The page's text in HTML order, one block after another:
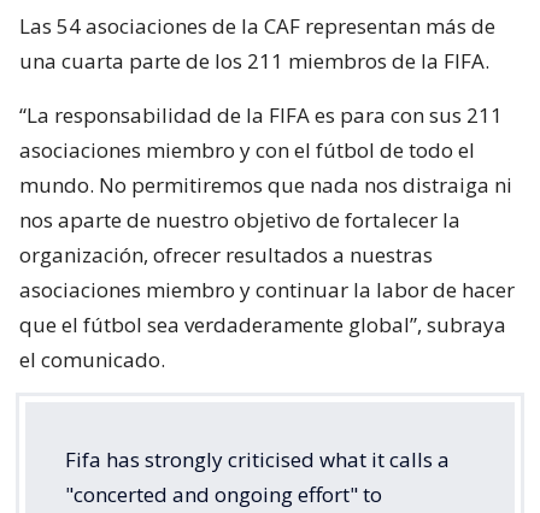
Las 54 asociaciones de la CAF representan más de
una cuarta parte de los 211 miembros de la FIFA.
“La responsabilidad de la FIFA es para con sus 211
asociaciones miembro y con el fútbol de todo el
mundo. No permitiremos que nada nos distraiga ni
nos aparte de nuestro objetivo de fortalecer la
organización, ofrecer resultados a nuestras
asociaciones miembro y continuar la labor de hacer
que el fútbol sea verdaderamente global”, subraya
el comunicado.
Fifa has strongly criticised what it calls a
"concerted and ongoing effort" to